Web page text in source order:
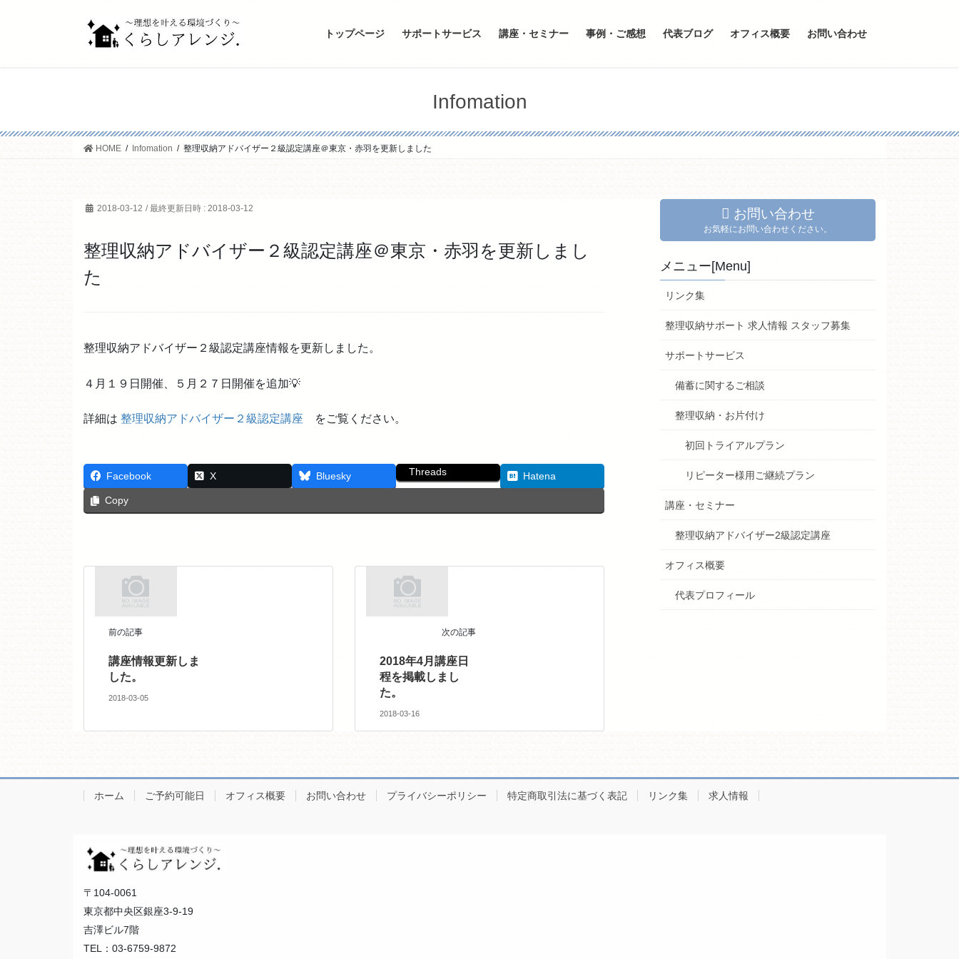
トップページ サポートサービス 講座・セミナー 事例・ご感想 代表ブログ オフィス概要 お問い合わせ
Infomation
HOME Infomation 整理収納アドバイザー２級認定講座＠東京・赤羽を更新しました
2018-03-12 / 最終更新日時 : 2018-03-12
整理収納アドバイザー２級認定講座＠東京・赤羽を更新しまし
た
整理収納アドバイザー２級認定講座情報を更新しました。
４月１９日開催、５月２７日開催を追加💡
詳細は 整理収納アドバイザー２級認定講座 をご覧ください。
Facebook X Bluesky Threads Hatena
Copy
前の記事
講座情報更新しま
した。
2018-03-05
次の記事
2018年4月講座日
程を掲載しまし
た。
2018-03-16
お問い合わせ
お気軽にお問い合わせください。
メニュー[Menu]
リンク集
整理収納サポート 求人情報 スタッフ募集
サポートサービス
備蓄に関するご相談
整理収納・お片付け
初回トライアルプラン
リピーター様用ご継続プラン
講座・セミナー
整理収納アドバイザー2級認定講座
オフィス概要
代表プロフィール
ホーム ご予約可能日 オフィス概要 お問い合わせ プライバシーポリシー 特定商取引法に基づく表記 リンク集 求人情報
〒104-0061
東京都中央区銀座3-9-19
吉澤ビル7階
TEL：03-6759-9872